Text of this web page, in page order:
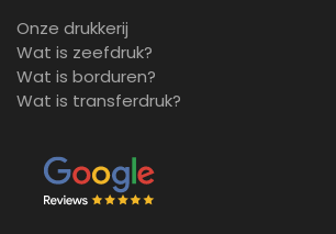
Onze drukkerij
Wat is zeefdruk?
Wat is borduren?
Wat is transferdruk?